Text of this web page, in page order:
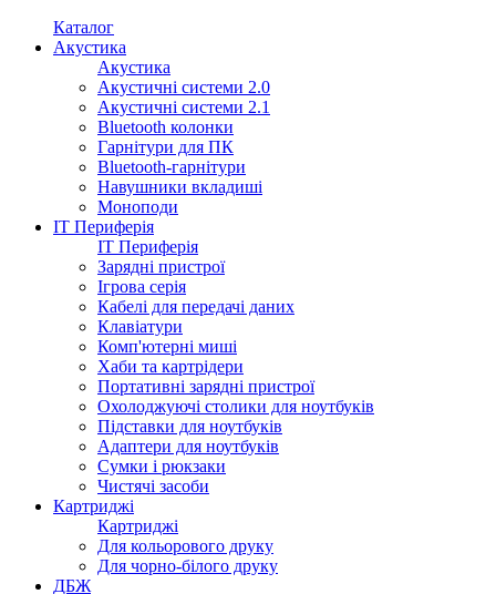
Каталог
Акустика
Акустика
Акустичні системи 2.0
Акустичні системи 2.1
Bluetooth колонки
Гарнітури для ПК
Bluetooth-гарнітури
Навушники вкладиші
Моноподи
IT Периферія
IT Периферія
Зарядні пристрої
Ігрова серія
Кабелі для передачі даних
Клавіатури
Комп'ютерні миші
Хаби та картрідери
Портативні зарядні пристрої
Охолоджуючі столики для ноутбуків
Підставки для ноутбуків
Адаптери для ноутбуків
Сумки і рюкзаки
Чистячі засоби
Картриджі
Картриджі
Для кольорового друку
Для чорно-білого друку
ДБЖ